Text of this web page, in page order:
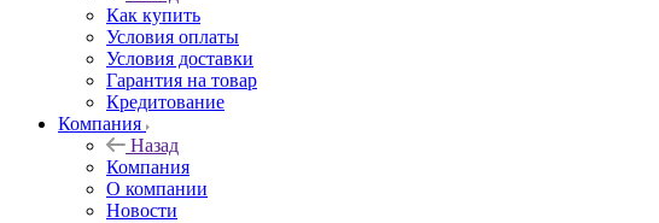
Как купить
Условия оплаты
Условия доставки
Гарантия на товар
Кредитование
Компания
Назад
Компания
О компании
Новости